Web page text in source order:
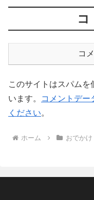
コ
このサイトはスパムを
います。
コメントデー
ください。
ホーム おでかけ